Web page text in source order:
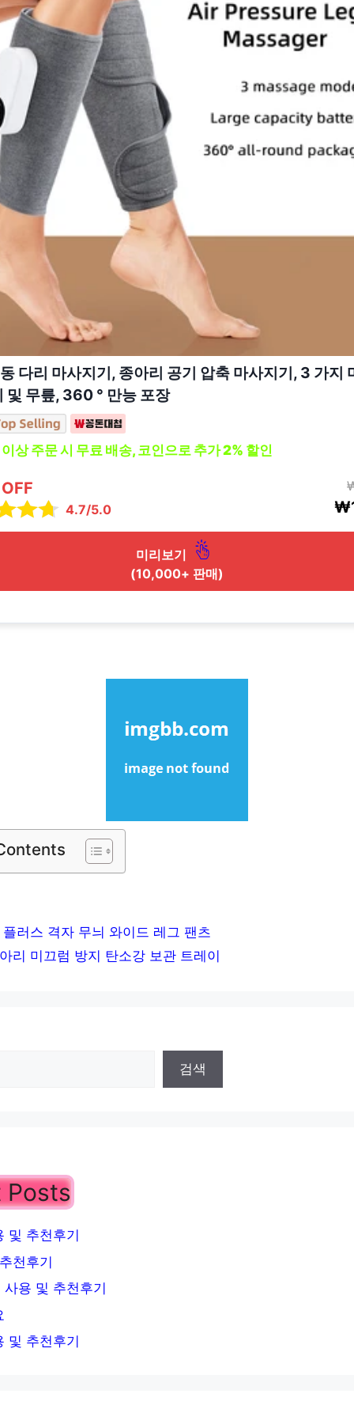
다리 마사지기, 종아리 공기 압축 마사지기, 3 가지
및 무릎, 360 ° 만능 포장
주문 시 무료 배송, 코인으로 추가 2% 할인
4.7/5.0
미리보기
(10,000+ 판매)
러스 격자 무늬 와이드 레그 팬츠
리 미끄럼 방지 탄소강 보관 트레이
검색
Posts
및 추천후기
천후기
용 및 추천후기
및 추천후기